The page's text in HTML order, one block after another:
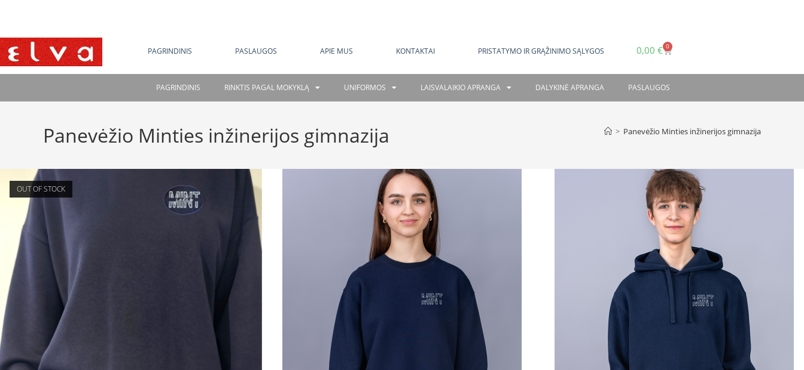
PAGRINDINIS PASLAUGOS APIE MUS KONTAKTAI PRISTATYMO IR GRĄŽINIMO SĄLYGOS 0,00 € 0
PAGRINDINIS RINKTIS PAGAL MOKYKLĄ UNIFORMOS LAISVALAIKIO APRANGA DALYKINĖ APRANGA PASLAUGOS
Panevėžio Minties inžinerijos gimnazija > Panevėžio Minties inžinerijos gimnazija
OUT OF STOCK